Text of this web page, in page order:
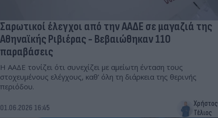
Σαρωτικοί έλεγχοι από την ΑΑΔΕ σε μαγαζιά της
Αθηναϊκής Ριβιέρας - Βεβαιώθηκαν 110
παραβάσεις
Η ΑΑΔΕ τονίζει ότι συνεχίζει με αμείωτη ένταση τους
στοχευμένους ελέγχους, καθ’ όλη τη διάρκεια της θερινής
περιόδου.
01.06.2026 16:45
Χρήστος
Τέλιος